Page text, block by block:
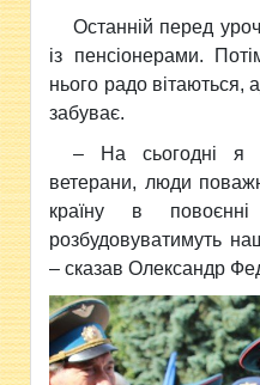
Останній перед
із пенсіонерами.
нього радо вітаються,
забуває.
– На сьогодні я
ветерани, люди
країну в
розбудовуватимуть
– сказав Олександр